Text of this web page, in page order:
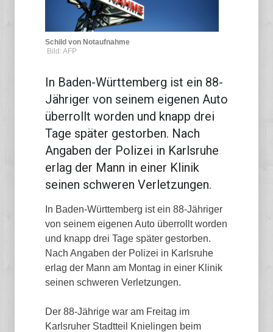
Schild von Notaufnahme
Bild: AFP
In Baden-Württemberg ist ein 88-
Jähriger von seinem eigenen Auto
überrollt worden und knapp drei
Tage später gestorben. Nach
Angaben der Polizei in Karlsruhe
erlag der Mann in einer Klinik
seinen schweren Verletzungen.
In Baden-Württemberg ist ein 88-Jähriger
von seinem eigenen Auto überrollt worden
und knapp drei Tage später gestorben.
Nach Angaben der Polizei in Karlsruhe
erlag der Mann am Montag in einer Klinik
seinen schweren Verletzungen.
Der 88-Jährige war am Freitag im
Karlsruher Stadtteil Knielingen beim